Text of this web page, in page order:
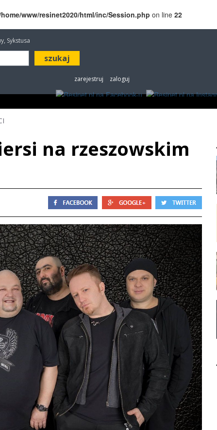
www/resinet2020/html/inc/Session.php on line 22
Sykstusa
zarejestruj zaloguj
na rzeszowskim